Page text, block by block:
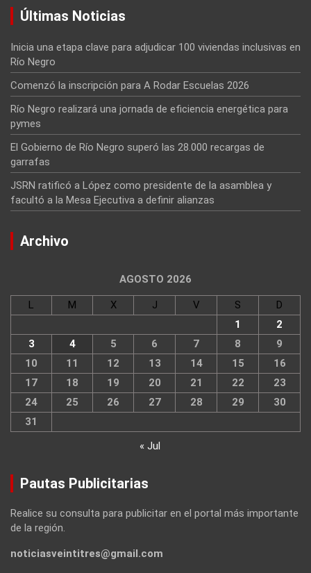
Últimas Noticias
Inicia una etapa clave para adjudicar 100 viviendas inclusivas en
Río Negro
Comenzó la inscripción para A Rodar Escuelas 2026
Río Negro realizará una jornada de eficiencia energética para
pymes
El Gobierno de Río Negro superó las 28.000 recargas de
garrafas
JSRN ratificó a López como presidente de la asamblea y
facultó a la Mesa Ejecutiva a definir alianzas
Archivo
AGOSTO 2026
L M X J V S
D
1
2
3
4 5 6 7 8
9
10
11 12 13 14 15
16
17
18 19 20 21 22
23
24
25 26 27 28 29
30
31
« Jul
Pautas Publicitarias
Realice su consulta para publicitar en el portal más importante
de la región.
noticiasveintitres@gmail.com